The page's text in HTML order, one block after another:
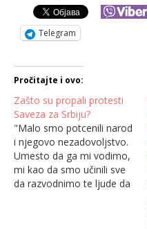
Telegram
Pročitajte i ovo:
Zašto su propali protesti
Saveza za Srbiju?
"Malo smo potcenili narod
i njegovo nezadovoljstvo.
Umesto da ga mi vodimo,
mi kao da smo učinili sve
da razvodnimo te ljude da